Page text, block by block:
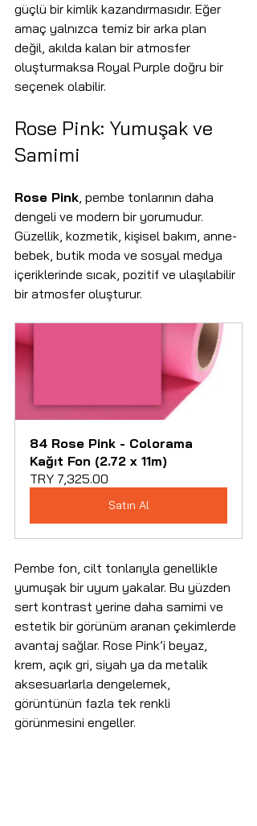
güçlü bir kimlik kazandırmasıdır. Eğer
amaç yalnızca temiz bir arka plan
değil, akılda kalan bir atmosfer
oluşturmaksa Royal Purple doğru bir
seçenek olabilir.
Rose Pink: Yumuşak ve
Samimi
Rose Pink, pembe tonlarının daha
dengeli ve modern bir yorumudur.
Güzellik, kozmetik, kişisel bakım, anne-
bebek, butik moda ve sosyal medya
içeriklerinde sıcak, pozitif ve ulaşılabilir
bir atmosfer oluşturur.
84 Rose Pink - Colorama
Kağıt Fon (2.72 x 11m)
TRY 7,325.00
Satın Al
Pembe fon, cilt tonlarıyla genellikle
yumuşak bir uyum yakalar. Bu yüzden
sert kontrast yerine daha samimi ve
estetik bir görünüm aranan çekimlerde
avantaj sağlar. Rose Pink’i beyaz,
krem, açık gri, siyah ya da metalik
aksesuarlarla dengelemek,
görüntünün fazla tek renkli
görünmesini engeller.